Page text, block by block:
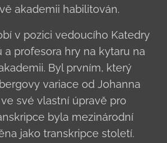
akademii habilitován.
v pozici vedoucího Katedry
a profesora hry na kytaru na
Byl prvním, který
variace od Johanna
své vlastní úpravě pro
byla mezinárodní
jako transkripce století.